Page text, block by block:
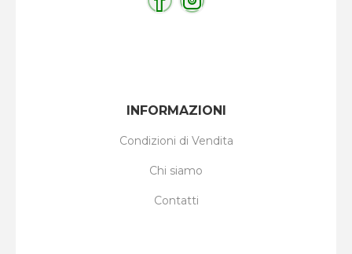
INFORMAZIONI
Condizioni di Vendita
Chi siamo
Contatti